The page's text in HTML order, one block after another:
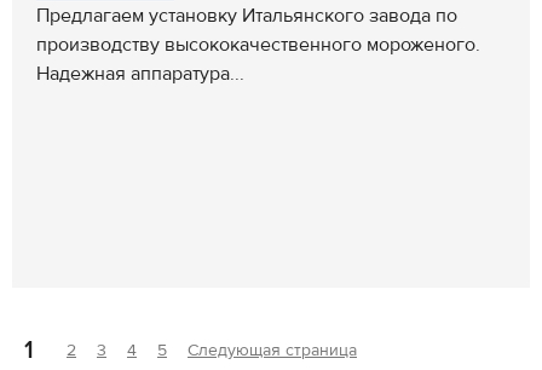
Предлагаем установку Итальянского завода по
производству высококачественного мороженого.
Надежная аппаратура...
1 2 3 4 5 Следующая страница